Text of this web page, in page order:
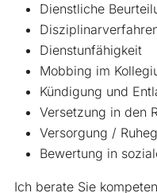
Dienstliche
Dienstunfähigkeit
Mobbing im
Kündigung und
Versetzung in den
Versorgung /
Bewertung in
Ich berate Sie